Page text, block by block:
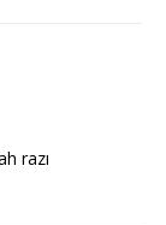
razı